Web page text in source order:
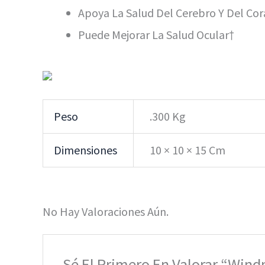
Apoya La Salud Del Cerebro Y Del
Puede Mejorar La Salud Ocular†
Peso .300 Kg
Dimensiones 10 × 10 × 15 Cm
No Hay Valoraciones Aún.